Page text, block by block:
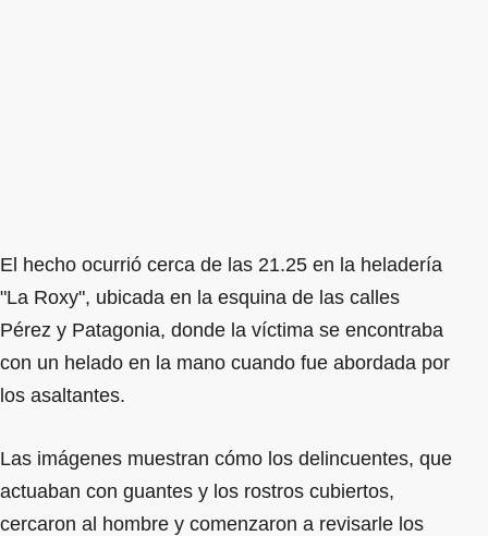
El hecho ocurrió cerca de las 21.25 en la heladería
"La Roxy", ubicada en la esquina de las calles
Pérez y Patagonia, donde la víctima se encontraba
con un helado en la mano cuando fue abordada por
los asaltantes.
Las imágenes muestran cómo los delincuentes, que
actuaban con guantes y los rostros cubiertos,
cercaron al hombre y comenzaron a revisarle los